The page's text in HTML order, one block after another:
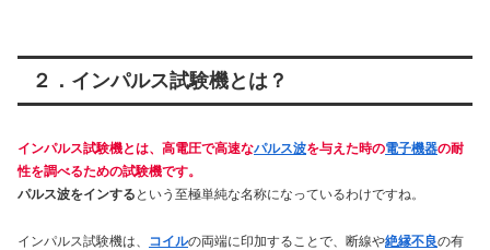
２．インパルス試験機とは？
インパルス試験機とは、高電圧で高速なパルス波を与えた時の電子機器の耐
性を調べるための試験機です。
パルス波をインする という至極単純な名称になっているわけですね。
インパルス試験機は、 コイルの両端に印加することで、断線や絶縁不良の有